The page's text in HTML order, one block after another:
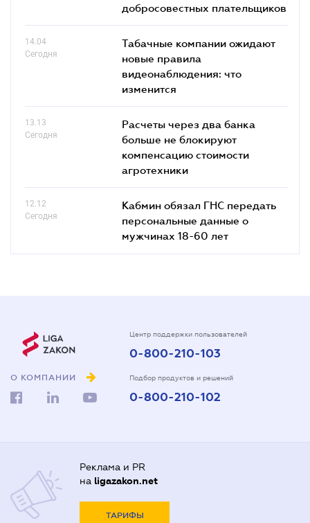
добросовестных плательщиков
14.04
Сегодня
Табачные компании ожидают
новые правила
видеонаблюдения: что
изменится
13.13
Сегодня
Расчеты через два банка
больше не блокируют
компенсацию стоимости
агротехники
12.12
Сегодня
Кабмин обязал ГНС передать
персональные данные о
мужчинах 18-60 лет
О КОМПАНИИ
Центр поддержки пользователей
0-800-210-103
Подбор продуктов и решений
0-800-210-102
Реклама и PR
на ligazakon.net
ТАРИФЫ